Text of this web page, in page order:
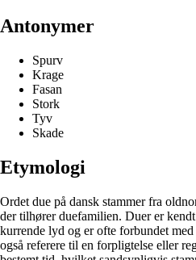
Antonymer
Spurv
Krage
Fasan
Stork
Tyv
Skade
Etymologi
Ordet due på dansk stammer fra
der tilhører duefamilien. Duer er
kurrende lyd og er ofte forbundet
også referere til en forpligtelse eller